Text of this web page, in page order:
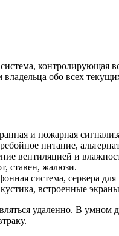
контролирующая
обо всех
и пожарная
питание,
вентиляцией и
ставен, жалюзи.
система, сервера
встроенные
удаленно. В умном